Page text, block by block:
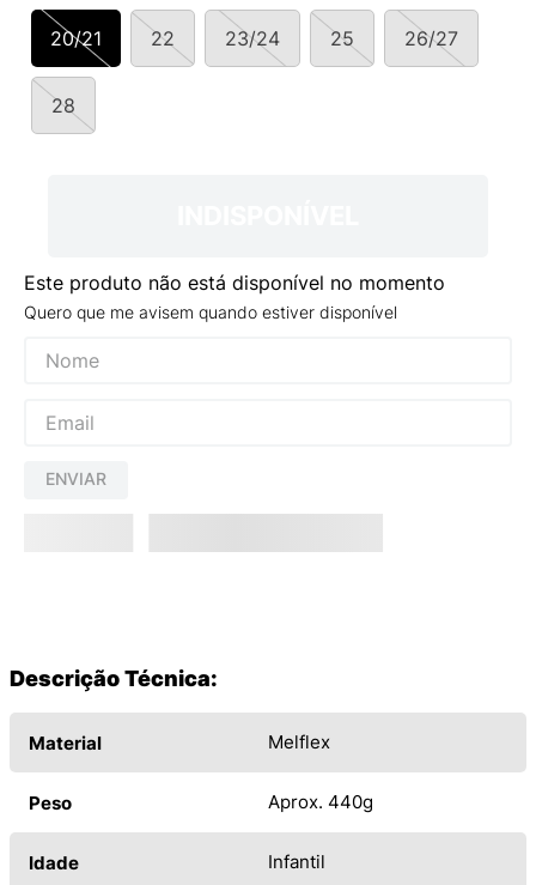
20/21 22 23/24 25 26/27
28
Este produto não está disponível no momento
Quero que me avisem quando estiver disponível
ENVIAR
Descrição Técnica:
Material Melflex
Peso Aprox. 440g
Idade Infantil
9º
NEW 530
10º VEJA COUNTRY